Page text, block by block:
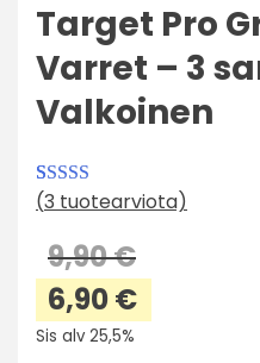
Target Pro
Varret – 3
Valkoinen
Arvio
perustuen
3
asiakkaan
arvotukseen.
(3 tuotearviota)
9,90€
Alkuperäinen
hinta
oli:
6,90€
Nykyinen
Sis alv 25,5%